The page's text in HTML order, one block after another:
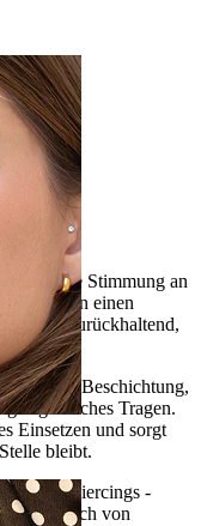
festliche Stimmung an
formen einen
Stern... zurückhaltend,
PVD-Beschichtung,
Tragen.
Einsetzen und sorgt
bleibt.
Tragus-Piercings -
Hauch von